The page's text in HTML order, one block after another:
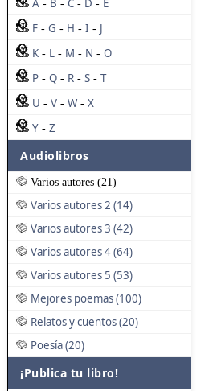
A - B - C - D - E
F - G - H - I - J
K - L - M - N - O
P - Q - R - S - T
U - V - W - X
Y - Z
Audiolibros
Varios autores (21)
Varios autores 2 (14)
Varios autores 3 (42)
Varios autores 4 (64)
Varios autores 5 (53)
Mejores poemas (100)
Relatos y cuentos (20)
Poesía (20)
¡Publica tu libro!